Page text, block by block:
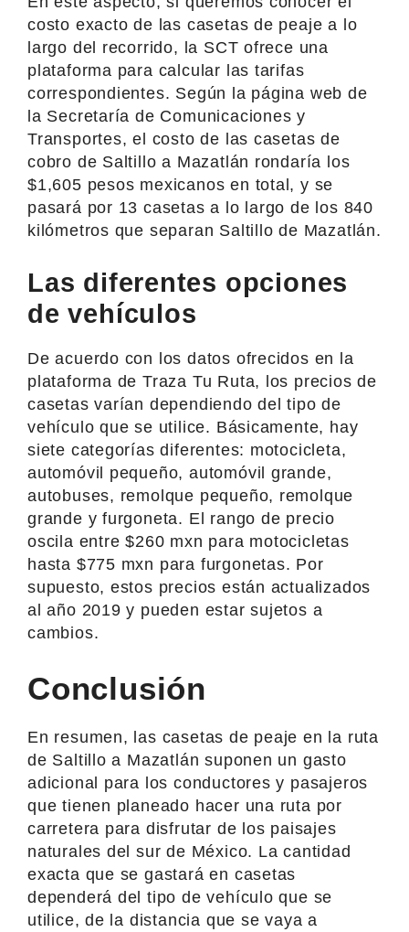
costo exacto de las casetas de peaje a lo
largo del recorrido, la SCT ofrece una
plataforma para calcular las tarifas
correspondientes. Según la página web de
la Secretaría de Comunicaciones y
Transportes, el costo de las casetas de
cobro de Saltillo a Mazatlán rondaría los
$1,605 pesos mexicanos en total, y se
pasará por 13 casetas a lo largo de los 840
kilómetros que separan Saltillo de Mazatlán.
Las diferentes opciones
de vehículos
De acuerdo con los datos ofrecidos en la
plataforma de Traza Tu Ruta, los precios de
casetas varían dependiendo del tipo de
vehículo que se utilice. Básicamente, hay
siete categorías diferentes: motocicleta,
automóvil pequeño, automóvil grande,
autobuses, remolque pequeño, remolque
grande y furgoneta. El rango de precio
oscila entre $260 mxn para motocicletas
hasta $775 mxn para furgonetas. Por
supuesto, estos precios están actualizados
al año 2019 y pueden estar sujetos a
cambios.
Conclusión
En resumen, las casetas de peaje en la ruta
de Saltillo a Mazatlán suponen un gasto
adicional para los conductores y pasajeros
que tienen planeado hacer una ruta por
carretera para disfrutar de los paisajes
naturales del sur de México. La cantidad
exacta que se gastará en casetas
dependerá del tipo de vehículo que se
utilice, de la distancia que se vaya a